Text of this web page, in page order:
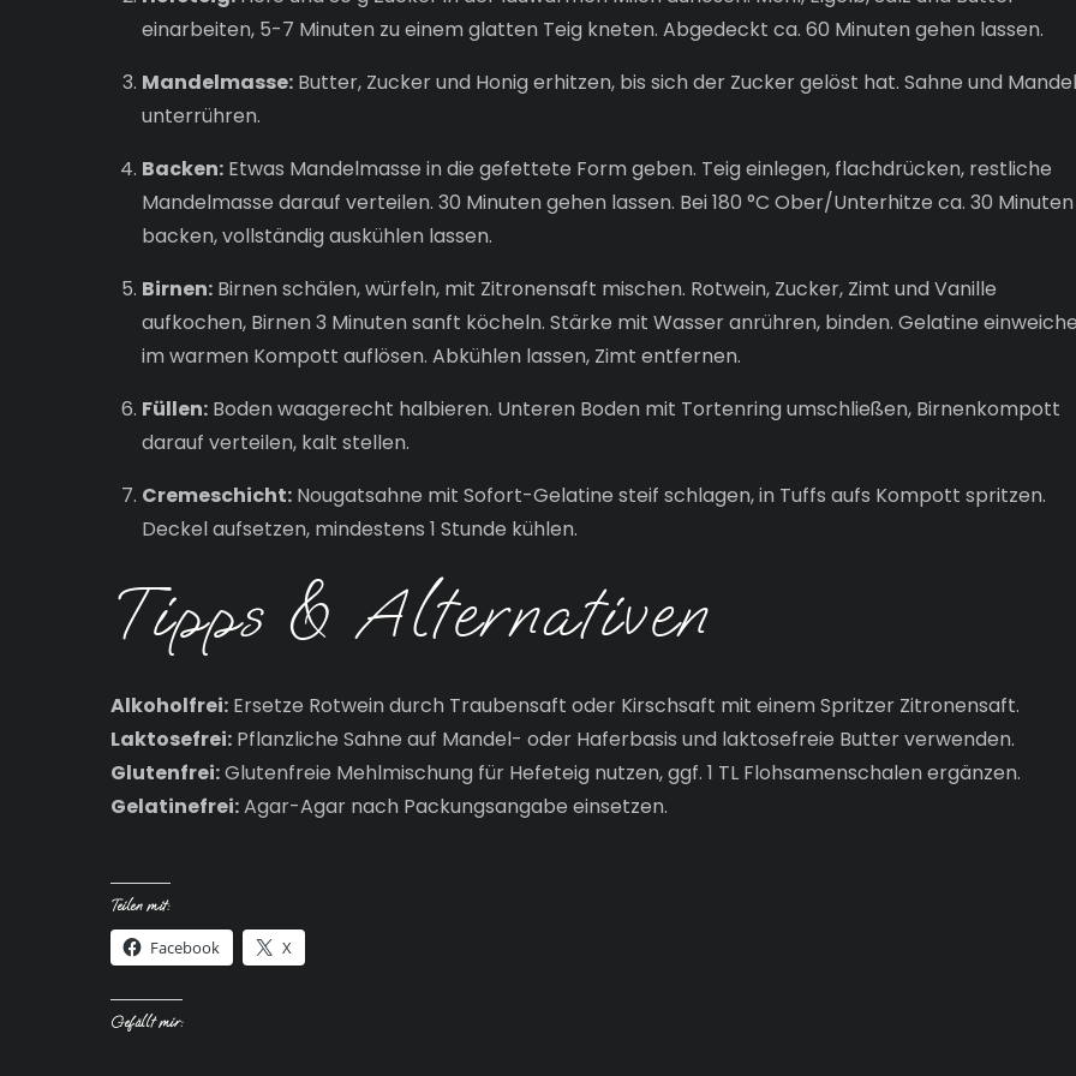
einarbeiten, 5-7 Minuten zu einem glatten Teig kneten. Abgedeckt ca. 60 Minuten gehen lassen.
Mandelmasse:Butter, Zucker und Honig erhitzen, bis sich der Zucker gelöst hat. Sahne und
unterrühren.
Backen:Etwas Mandelmasse in die gefettete Form geben. Teig einlegen, flachdrücken, restliche
Mandelmasse darauf verteilen. 30 Minuten gehen lassen. Bei 180 °C Ober/Unterhitze ca. 30 Minuten
backen, vollständig auskühlen lassen.
Birnen:Birnen schälen, würfeln, mit Zitronensaft mischen. Rotwein, Zucker, Zimt und Vanille
aufkochen, Birnen 3 Minuten sanft köcheln. Stärke mit Wasser anrühren, binden. Gelatine
im warmen Kompott auflösen. Abkühlen lassen, Zimt entfernen.
Füllen:Boden waagerecht halbieren. Unteren Boden mit Tortenring umschließen, Birnenkompott
darauf verteilen, kalt stellen.
Cremeschicht:Nougatsahne mit Sofort-Gelatine steif schlagen, in Tuffs aufs Kompott spritzen.
Deckel aufsetzen, mindestens 1 Stunde kühlen.
Tipps & Alternativen
Alkoholfrei: Ersetze Rotwein durch Traubensaft oder Kirschsaft mit einem Spritzer Zitronensaft.
Laktosefrei: Pflanzliche Sahne auf Mandel- oder Haferbasis und laktosefreie Butter verwenden.
Glutenfrei:Glutenfreie Mehlmischung für Hefeteig nutzen, ggf. 1 TL Flohsamenschalen ergänzen.
Gelatinefrei:Agar-Agar nach Packungsangabe einsetzen.
Teilen mit:
Facebook X
Gefällt mir: